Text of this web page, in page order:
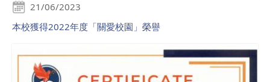
21/06/2023
本校獲得2022年度「關愛校園」榮譽